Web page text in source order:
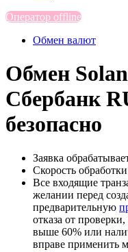
Оператор offline
Обмен валют
Обмен
Сбербанк
безопасно
Заявка
Скорость обработки
Все входящие
желании перед
предварительную
отказа от
выше 60% или
вправе применить